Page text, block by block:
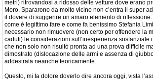
metri) ritrovandosi a ridosso delle vetture dove erano
Moro. Spararono da molto vicino non c’entra il super
il dovere di suggerire un amaro elemento di
come è legittimo fare e come fa benissimo Stefania
necessario non rimuovere (non certo per offendere la
caduti) le considerazioni sull’inesperienza sostanziale
che non solo non risultò pronta ad una prova difficile
dimostrato (dislocazione delle armi e assenza di
addestrata neanche teoricamente.
Questo, mi fa dolore doverlo dire ancora oggi, vista